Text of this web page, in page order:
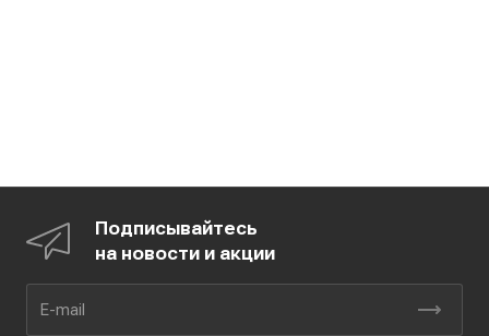
Подписывайтесь
на новости и акции